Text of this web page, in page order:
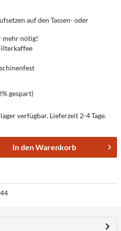
auf den Tassen- oder
nötig!
gespart)
verfügbar. Lieferzeit 2-4 Tage.
In denWarenkorb